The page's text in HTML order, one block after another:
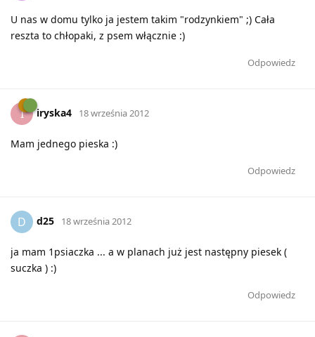
U nas w domu tylko ja jestem takim "rodzynkiem" ;) Cała
reszta to chłopaki, z psem włącznie :)
Odpowiedz
I iryska4 18 września 2012
Mam jednego pieska :)
Odpowiedz
D d25 18 września 2012
ja mam 1psiaczka ... a w planach już jest następny piesek (
suczka ) :)
Odpowiedz